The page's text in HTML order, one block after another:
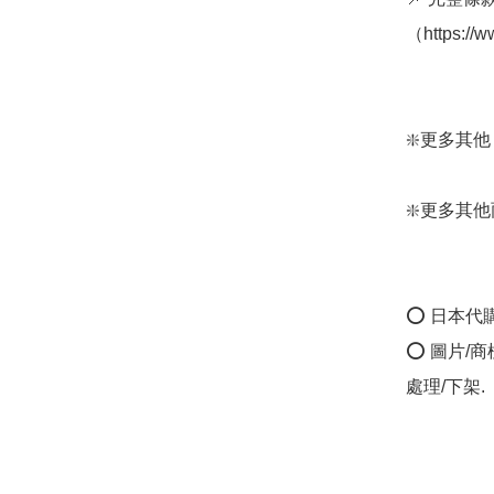
（https://
❇️更多其他
❇️更多其他
⭕ 日本代
⭕ 圖片/商
處理/下架.